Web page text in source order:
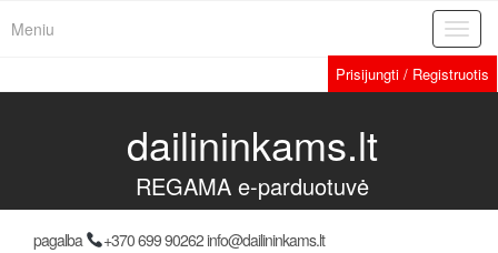
Meniu
Prisijungti / Registruotis
dailininkams.lt
REGAMA e-parduotuvė
pagalba +370 699 90262 info@dailininkams.lt